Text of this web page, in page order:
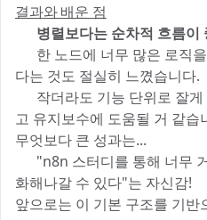
결과와 배운 점
병렬보다는 순차적 흐름이
✅ 한 노드에 너무 많은 로직
다는 것도 절실히 느꼈습니다.
✅ 작더라도 기능 단위로 잘
고 유지보수에 도움될 거 같습
무엇보다 큰 성과는...
🧠 "n8n 스터디를 통해 너무
화해나갈 수 있다"는 자신감!
앞으로는 이 기본 구조를 기